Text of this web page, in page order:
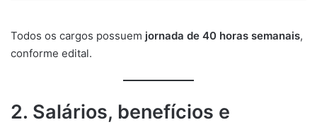
Todos os cargos possuem jornada de 40 horas semanais,
conforme edital.
2. Salários, benefícios e